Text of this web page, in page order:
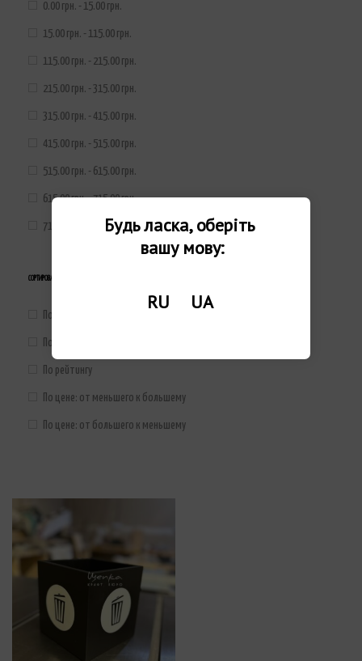
0.00 грн. - 15.00 грн.
15.00 грн. - 115.00 грн.
115.00 грн. - 215.00 грн.
215.00 грн. - 315.00 грн.
315.00 грн. - 415.00 грн.
415.00 грн. - 515.00 грн.
515.00 грн. - 615.00 грн.
615.00 грн. - 715.00 грн.
715.00 грн.+
СОРТИРОВАТЬ ПО
По умолчанию
По популярности
По рейтингу
По цене: от меньшего к большему
По цене: от большего к меньшему
Будь ласка, оберіть
вашу мову:
RU UA